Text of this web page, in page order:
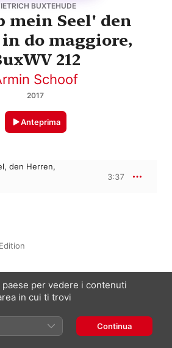
BUXTEHUDE
mein Seel' den
do maggiore,
212
Schoof
2017
Anteprima
den Herren,
3:37
Reformationsjahr 2017:
per vedere i contenuti
in cui ti trovi
Continua